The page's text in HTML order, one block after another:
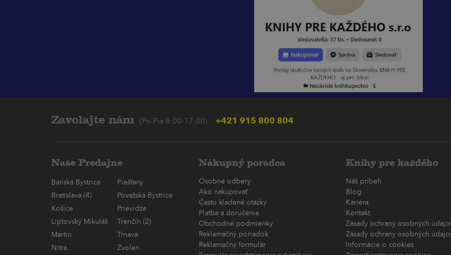
Zavolajte nám (Po-Pia 8:00-17:00) +421 915 800 804
Naše Predajne
Banská Bystrica
Piešťany
Bratislava (4)
Považská Bystrica
Košice
Prievidza
Liptovský Mikuláš
Trenčín (2)
Martin
Trnava
Nitra
Zvolen
Nákupný poradca
Osobné odbery
Ako nakupovať
Často kladené otázky
Platba a doručenie
Obchodné podmienky
Reklamačný poriadok
Reklamačný formulár
Knihy pre každého
Náš príbeh
Blog
Kariéra
Kontakt
Zásady ochrany osobných
Zásady ochrany osobných
Informácie o cookies